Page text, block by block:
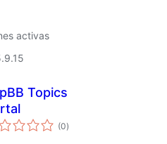
activas
Topics
(0total
de
)